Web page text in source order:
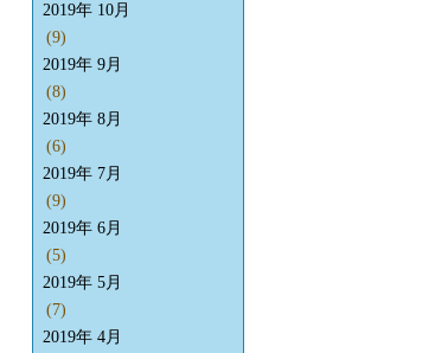
2019年 10月
(9)
2019年 9月
(8)
2019年 8月
(6)
2019年 7月
(9)
2019年 6月
(5)
2019年 5月
(7)
2019年 4月